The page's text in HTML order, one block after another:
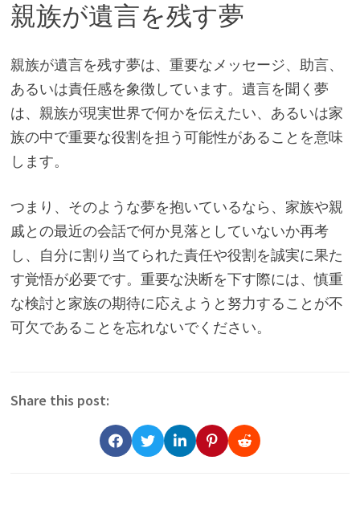
親族が遺言を残す夢
親族が遺言を残す夢は、重要なメッセージ、助言、
あるいは責任感を象徴しています。遺言を聞く夢
は、親族が現実世界で何かを伝えたい、あるいは家
族の中で重要な役割を担う可能性があることを意味
します。
つまり、そのような夢を抱いているなら、家族や親
戚との最近の会話で何か見落としていないか再考
し、自分に割り当てられた責任や役割を誠実に果た
す覚悟が必要です。重要な決断を下す際には、慎重
な検討と家族の期待に応えようと努力することが不
可欠であることを忘れないでください。
Share this post: